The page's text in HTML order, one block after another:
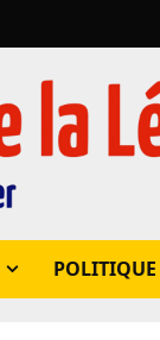
POLITIQUE